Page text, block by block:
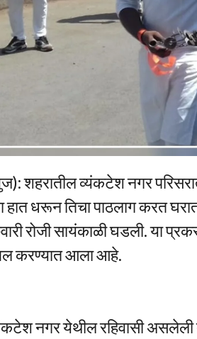
शहरातील व्यंकटेश नगर
हात धरून तिचा पाठलाग करत
रोजी सायंकाळी घडली. या
करण्यात आला आहे.
नगर येथील रहिवासी